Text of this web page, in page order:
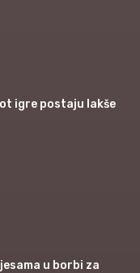
igre postaju lakše
u borbi za